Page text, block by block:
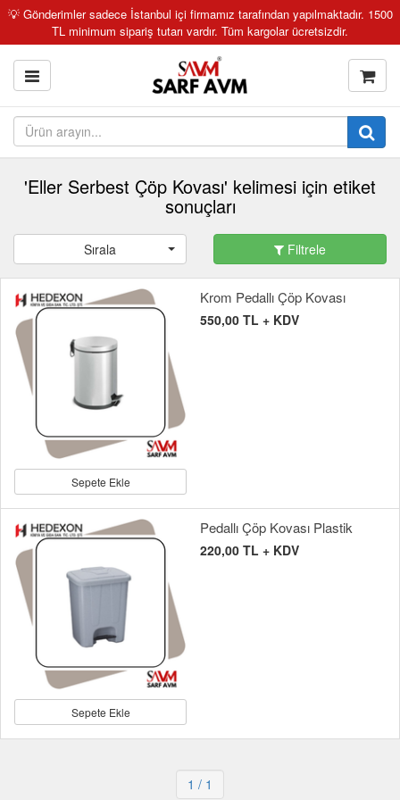
💡 Gönderimler sadece İstanbul içi firmamız tarafından yapılmaktadır. 1500
TL minimum sipariş tutarı vardır. Tüm kargolar ücretsizdir.
'Eller Serbest Çöp Kovası' kelimesi için etiket
sonuçları
Sırala Filtrele
Sepete Ekle
Krom Pedallı Çöp Kovası
550,00 TL + KDV
Sepete Ekle
Pedallı Çöp Kovası Plastik
220,00 TL + KDV
1 / 1